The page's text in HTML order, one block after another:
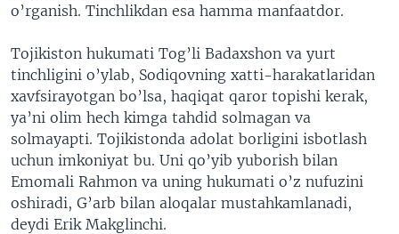
o’rganish. Tinchlikdan esa hamma manfaatdor.
Tojikiston hukumati Tog’li Badaxshon va yurt
tinchligini o’ylab, Sodiqovning xatti-harakatlaridan
xavfsirayotgan bo’lsa, haqiqat qaror topishi kerak,
ya’ni olim hech kimga tahdid solmagan va
solmayapti. Tojikistonda adolat borligini isbotlash
uchun imkoniyat bu. Uni qo’yib yuborish bilan
Emomali Rahmon va uning hukumati o’z nufuzini
oshiradi, G’arb bilan aloqalar mustahkamlanadi,
deydi Erik Makglinchi.